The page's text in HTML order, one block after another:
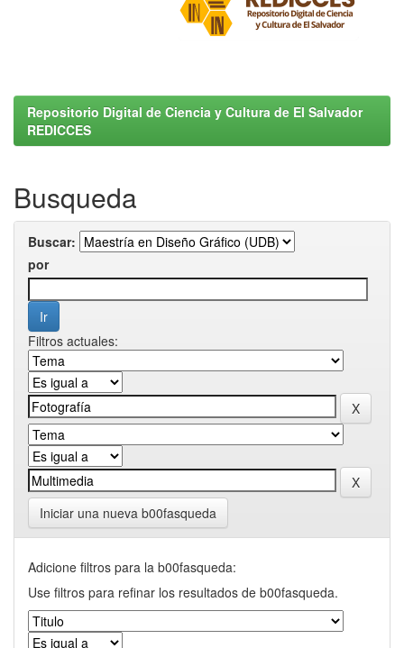
Repositorio Digital de Ciencia y Cultura de El Salvador
REDICCES
Busqueda
Buscar:
por
Filtros actuales:
Iniciar una nueva b00fasqueda
Adicione filtros para la b00fasqueda:
Use filtros para refinar los resultados de b00fasqueda.